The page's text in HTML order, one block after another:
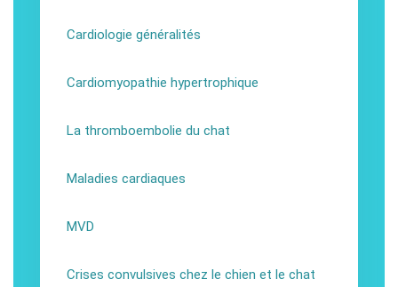
Cardiologie généralités
Cardiomyopathie hypertrophique
La thromboembolie du chat
Maladies cardiaques
MVD
Crises convulsives chez le chien et le chat